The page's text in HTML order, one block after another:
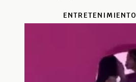
ENTRETENIMIENTO